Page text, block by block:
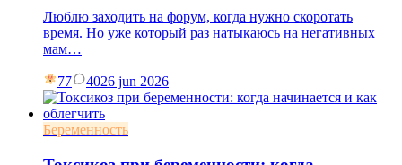
Люблю заходить на форум, когда нужно скоротать
время. Но уже который раз натыкаюсь на негативных
мам…
77 4026 jun 2026
Беременность